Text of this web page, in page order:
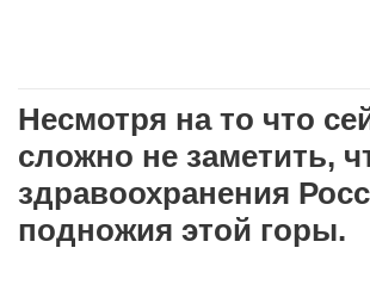
Несмотря на то что
сложно не заметить,
здравоохранения
подножия этой горы.